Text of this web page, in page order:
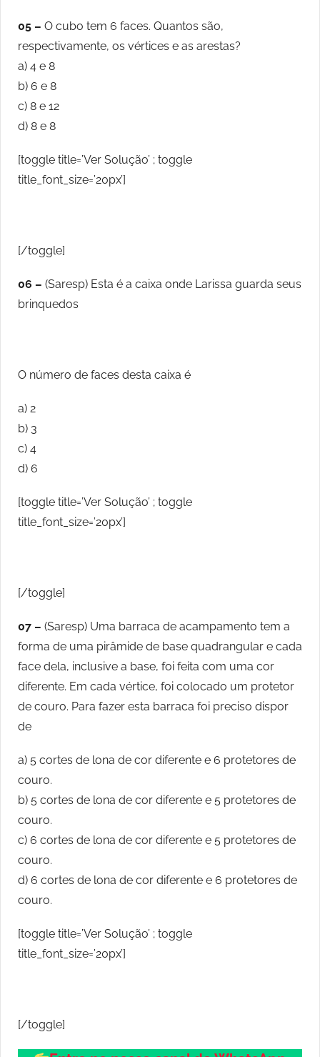
05 – O cubo tem 6 faces. Quantos são,
respectivamente, os vértices e as arestas?
a) 4 e 8
b) 6 e 8
c) 8 e 12
d) 8 e 8
[toggle title=’Ver Solução’ ; toggle
title_font_size=’20px’]
[/toggle]
06 – (Saresp) Esta é a caixa onde Larissa guarda seus
brinquedos
O número de faces desta caixa é
a) 2
b) 3
c) 4
d) 6
[toggle title=’Ver Solução’ ; toggle
title_font_size=’20px’]
[/toggle]
07 – (Saresp) Uma barraca de acampamento tem a
forma de uma pirâmide de base quadrangular e cada
face dela, inclusive a base, foi feita com uma cor
diferente. Em cada vértice, foi colocado um protetor
de couro. Para fazer esta barraca foi preciso dispor
de
a) 5 cortes de lona de cor diferente e 6 protetores de
couro.
b) 5 cortes de lona de cor diferente e 5 protetores de
couro.
c) 6 cortes de lona de cor diferente e 5 protetores de
couro.
d) 6 cortes de lona de cor diferente e 6 protetores de
couro.
[toggle title=’Ver Solução’ ; toggle
title_font_size=’20px’]
[/toggle]